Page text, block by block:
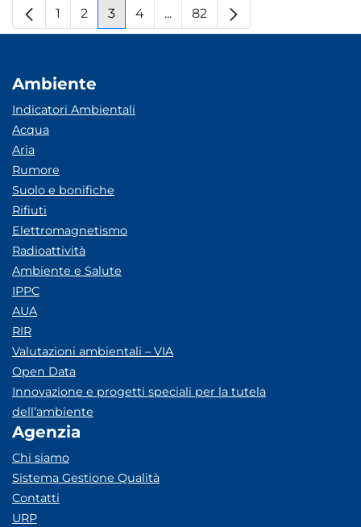
Pagina
1 Pagina
2 Pagina
3 Pagina
4 ...Pagine intermedie
Pagina
82
Ambiente
Indicatori Ambientali
Acqua
Aria
Rumore
Suolo e bonifiche
Rifiuti
Elettromagnetismo
Radioattività
Ambiente e Salute
IPPC
AUA
RIR
Valutazioni ambientali – VIA
Open Data
Innovazione e progetti speciali per la tutela
dell’ambiente
Agenzia
Chi siamo
Sistema Gestione Qualità
Contatti
URP